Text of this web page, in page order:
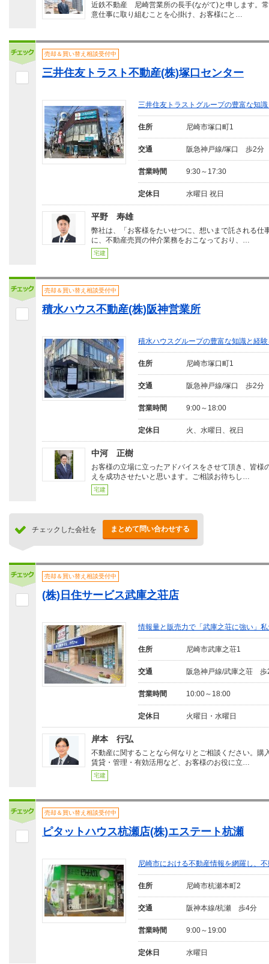
近鉄不動産 尼崎営業所の長手(ながて)と申します。
意仕事に取り組むことを心掛け、お客様にと…
売却＆買い替え相談受付中
三井住友トラスト不動産(株)塚口センター
三井住友トラストグループの豊富な知
住所 尼崎市塚口町1
交通 阪急神戸線/塚口 歩2分
営業時間 9:30～17:30
定休日 水曜日 祝日
平野 寿雄
弊社は、「お客様をたいせつに、想いまで託される仕
に、不動産売買の仲介業務をおこなっており、…
宅建
売却＆買い替え相談受付中
積水ハウス不動産(株)阪神営業所
積水ハウスグループの豊富な知識と経
住所 尼崎市塚口町1
交通 阪急神戸線/塚口 歩2分
営業時間 9:00～18:00
定休日 火、水曜日、祝日
中河 正樹
お客様の立場に立ったアドバイスをさせて頂き、皆様
えを成功させたいと思います。ご相談お待ちし…
宅建
チェックした会社を まとめて問い合わせする
売却＆買い替え相談受付中
(株)日住サービス武庫之荘店
情報量と販売力で「武庫之荘に強い」
住所 尼崎市武庫之荘1
交通 阪急神戸線/武庫之荘 歩
営業時間 10:00～18:00
定休日 火曜日・水曜日
岸本 行弘
不動産に関することなら何なりとご相談ください。購
賃貸・管理・有効活用など、お客様のお役に立…
宅建
売却＆買い替え相談受付中
ピタットハウス杭瀬店(株)エステート杭瀬
尼崎市における不動産情報を網羅し、
住所 尼崎市杭瀬本町2
交通 阪神本線/杭瀬 歩4分
営業時間 9:00～19:00
定休日 水曜日